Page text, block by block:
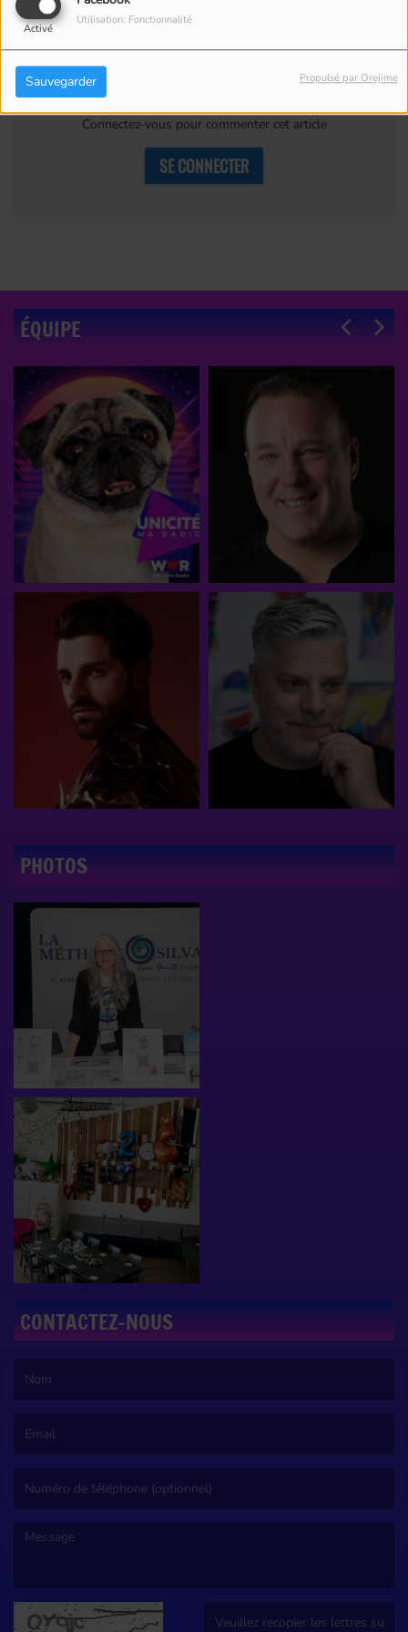
Activé
Utilisation: Fonctionnalité
Sauvegarder Propulsé par Orejime
Commentaires(0)
Connectez-vous pour commenter cet article
SE CONNECTER
ÉQUIPE
PHOTOS
CONTACTEZ-NOUS